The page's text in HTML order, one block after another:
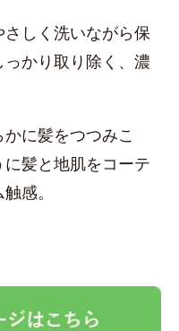
しく洗いながら保
かり取り除く、濃
に髪をつつみこ
髪と地肌をコーテ
感。